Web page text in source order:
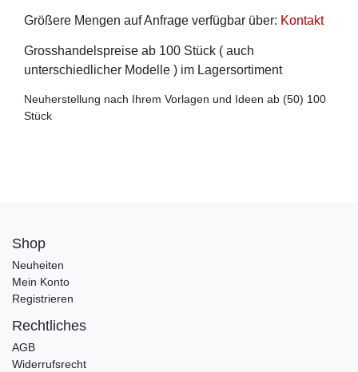
Größere Mengen auf Anfrage verfügbar über: Kontakt
Grosshandelspreise ab 100 Stück ( auch
unterschiedlicher Modelle ) im Lagersortiment
Neuherstellung nach Ihrem Vorlagen und Ideen ab (50) 100
Stück
Shop
Neuheiten
Mein Konto
Registrieren
Rechtliches
AGB
Widerrufsrecht